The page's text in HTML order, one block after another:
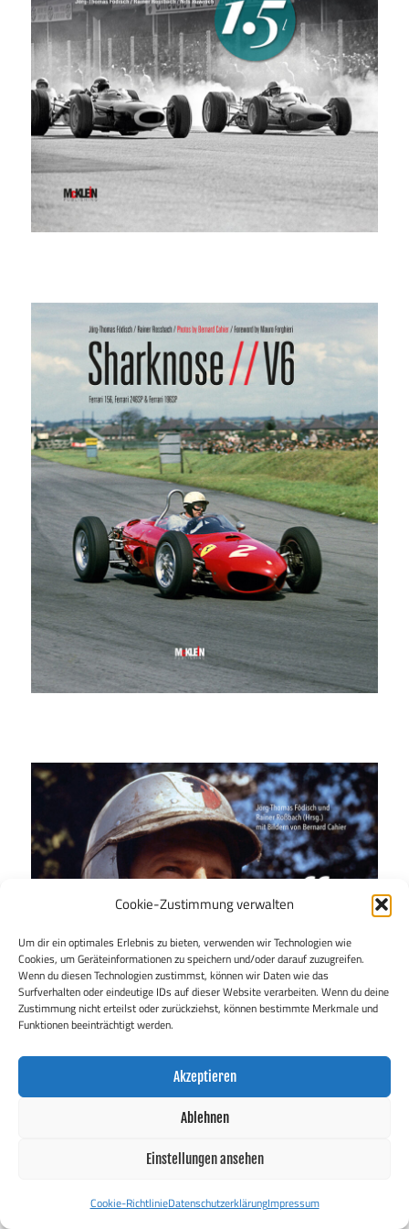
Cookie-Zustimmung verwalten
Um dir ein optimales Erlebnis zu bieten, verwenden wir Technologien wie
Cookies, um Geräteinformationen zu speichern und/oder darauf zuzugreifen.
Wenn du diesen Technologien zustimmst, können wir Daten wie das
Surfverhalten oder eindeutige IDs auf dieser Website verarbeiten. Wenn du deine
Zustimmung nicht erteilst oder zurückziehst, können bestimmte Merkmale und
Funktionen beeinträchtigt werden.
Akzeptieren
Ablehnen
Einstellungen ansehen
Cookie-RichtlinieDatenschutzerklärungImpressum